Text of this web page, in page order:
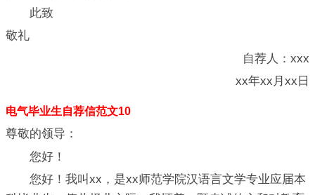
此致
敬礼
自荐人：xxx
xx年xx月xx日
电气毕业生自荐信范文10
尊敬的领导：
您好！
您好！我叫xx，是xx师范学院汉语言文学专业应届本